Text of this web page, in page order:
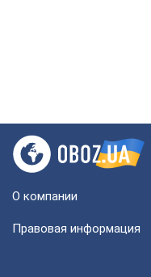
О компании
Правовая информация